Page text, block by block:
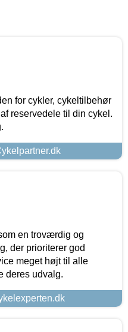
for cykler, cykeltilbehør
reservedele til din cykel.
en troværdig og
der prioriterer god
meget højt til alle
deres udvalg.